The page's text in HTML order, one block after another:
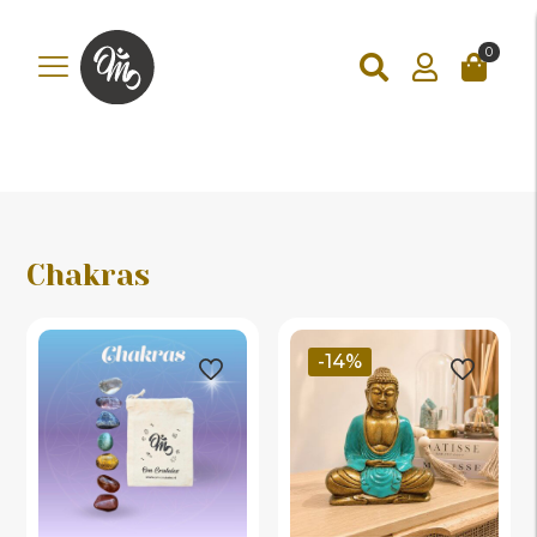
function () { if (!is_checkout()) return; ?>
0
Chakras
-14%